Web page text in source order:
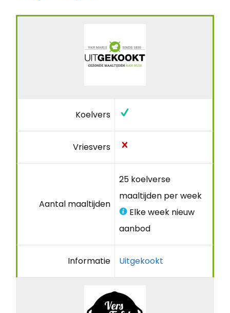
Koelvers
Vriesvers
Aantal maaltijden
25 koelverse
maaltijden per week
Elke week nieuw
aanbod
Informatie Uitgekookt